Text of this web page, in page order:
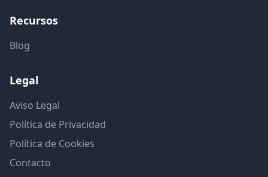
Recursos
Blog
Legal
Aviso Legal
Política de Privacidad
Política de Cookies
Contacto